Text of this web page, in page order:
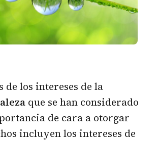
de los intereses de la
que se han considerado
de cara a otorgar
incluyen los intereses de